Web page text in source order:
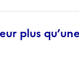
plus